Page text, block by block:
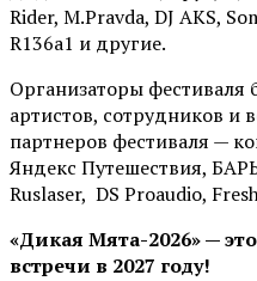
Rider, М.Pravda, DJ AKS,
R136a1 и другие.
Организаторы фестиваля
артистов, сотрудников и
партнеров фестиваля —
Яндекс Путешествия,
Ruslaser, DS Proaudio,
«Дикая Мята-2026» —
встречи в 2027 году!